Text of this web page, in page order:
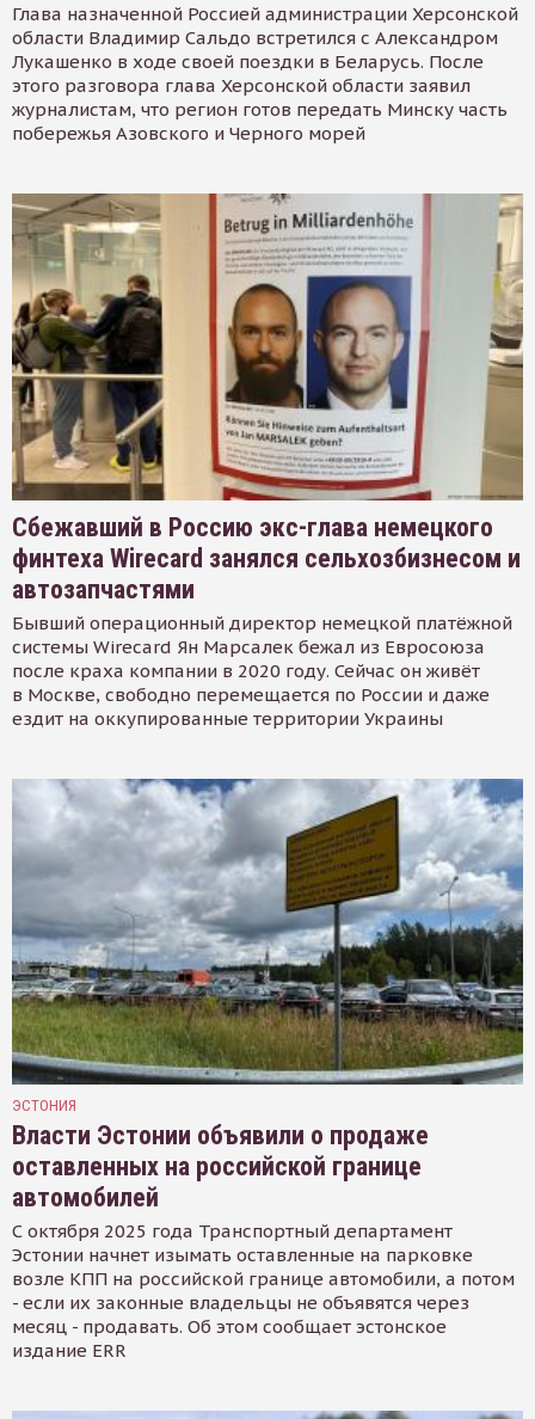
Глава назначенной Россией администрации Херсонской
области Владимир Сальдо встретился с Александром
Лукашенко в ходе своей поездки в Беларусь. После
этого разговора глава Херсонской области заявил
журналистам, что регион готов передать Минску часть
побережья Азовского и Черного морей
Сбежавший в Россию экс-глава немецкого
финтеха Wirecard занялся сельхозбизнесом и
автозапчастями
Бывший операционный директор немецкой платёжной
системы Wirecard Ян Марсалек бежал из Евросоюза
после краха компании в 2020 году. Сейчас он живёт
в Москве, свободно перемещается по России и даже
ездит на оккупированные территории Украины
ЭСТОНИЯ
Власти Эстонии объявили о продаже
оставленных на российской границе
автомобилей
С октября 2025 года Транспортный департамент
Эстонии начнет изымать оставленные на парковке
возле КПП на российской границе автомобили, а потом
- если их законные владельцы не объявятся через
месяц - продавать. Об этом сообщает эстонское
издание ERR